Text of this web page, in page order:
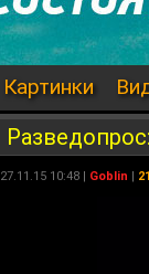
Картинки
27.11.15 10:48 | Goblin |